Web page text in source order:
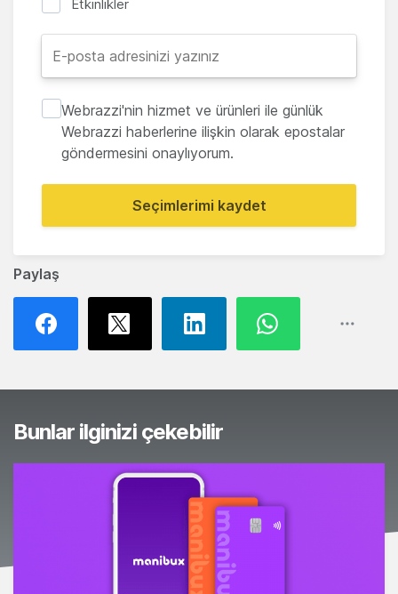
Paylaş
Etkinlikler
Webrazzi'nin hizmet ve ürünleri ile günlük
Webrazzi haberlerine ilişkin olarak epostalar
göndermesini onaylıyorum.
Seçimlerimi kaydet
Bunlar ilginizi çekebilir